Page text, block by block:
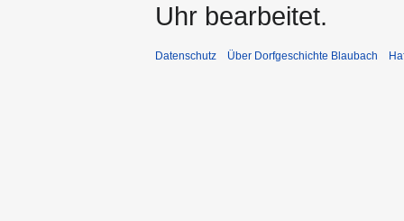
Uhr bearbeitet.
Datenschutz Über Dorfgeschichte Blaubach